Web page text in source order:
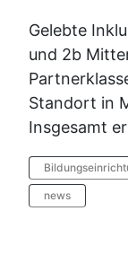
Gelebte
und 2b
Standort in
Insgesamt
news